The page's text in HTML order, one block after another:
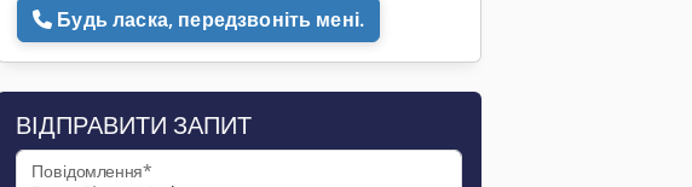
Будь ласка, передзвоніть мені.
ВІДПРАВИТИ ЗАПИТ
Повідомлення*